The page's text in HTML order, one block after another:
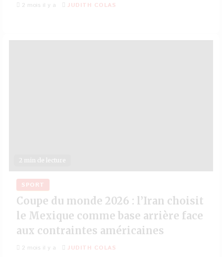
2 mois il y a JUDITH COLAS
2 min de lecture
SPORT
Coupe du monde 2026 : l’Iran choisit
le Mexique comme base arrière face
aux contraintes américaines
2 mois il y a JUDITH COLAS